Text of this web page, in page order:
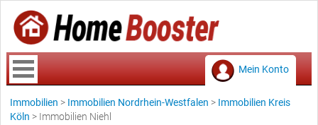
Mein Konto
Immobilien > Immobilien Nordrhein-Westfalen > Immobilien Kreis
Köln > Immobilien Niehl